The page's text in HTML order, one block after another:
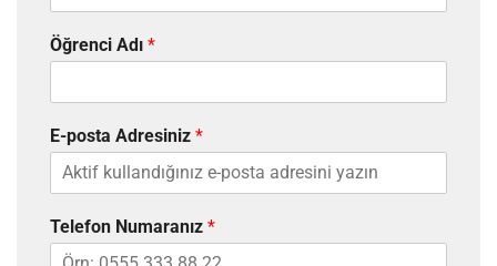
Öğrenci Adı *
E-posta Adresiniz *
Telefon Numaranız *